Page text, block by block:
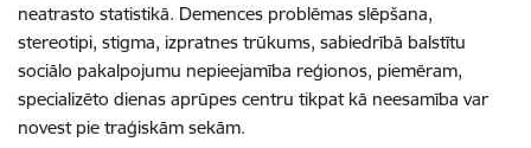
neatrasto statistikā. Demences problēmas slēpšana,
stereotipi, stigma, izpratnes trūkums, sabiedrībā balstītu
sociālo pakalpojumu nepieejamība reģionos, piemēram,
specializēto dienas aprūpes centru tikpat kā neesamība var
novest pie traģiskām sekām.